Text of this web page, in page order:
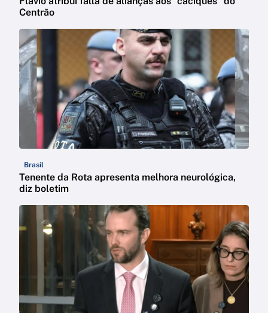
Centrão
Brasil
Tenente da Rota apresenta melhora neurológica,
diz boletim